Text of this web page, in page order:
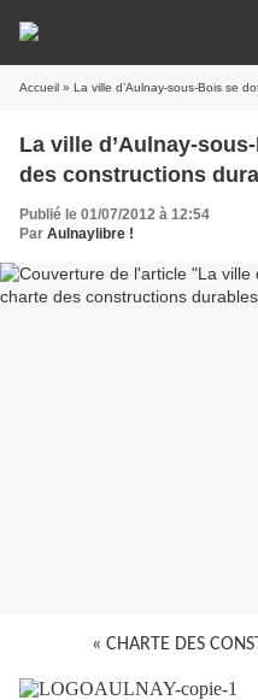
Accueil » La ville d’Aulnay-sous-Bois se
La ville d’Aulnay-
des constructions
Publié le 01/07/2012 à 12:54
Par Aulnaylibre !
« CHARTE DES